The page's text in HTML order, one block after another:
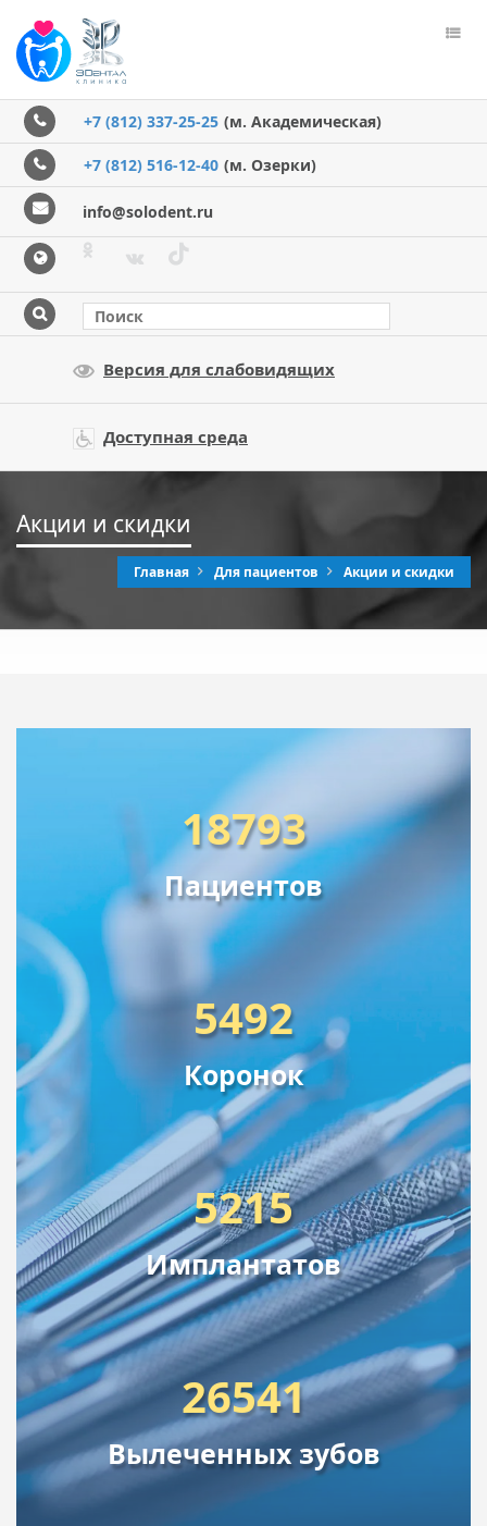
+7 (812) 337-25-25 (м. Академическая)
+7 (812) 516-12-40 (м. Озерки)
info@solodent.ru
Версия для слабовидящих
Доступная среда
Акции и скидки
Главная Для пациентов Акции и скидки
18793
Пациентов
5492
Коронок
5215
Имплантатов
26541
Вылеченных зубов